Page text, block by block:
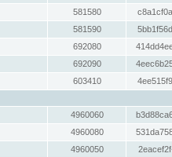
581580
581590
692080
692090
603410
4960060
4960080
4960050